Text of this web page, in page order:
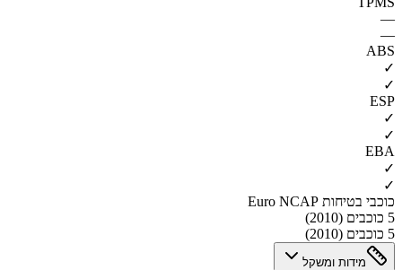
—
—
ABS
✓
✓
ESP
✓
✓
EBA
✓
✓
כוכבי בטיחות Euro NCAP
5 כוכבים (2010)
5 כוכבים (2010)
מידות ומשקל